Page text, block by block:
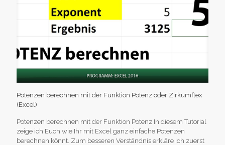
Potenzen berechnen mit der Funktion Potenz oder Zirkumflex
(Excel)
Potenzen berechnen mit der Funktion Potenz In diesem Tutorial
zeige ich Euch wie Ihr mit Excel ganz einfache Potenzen
berechnen könnt. Zum besseren Verständnis erkläre ich zuerst